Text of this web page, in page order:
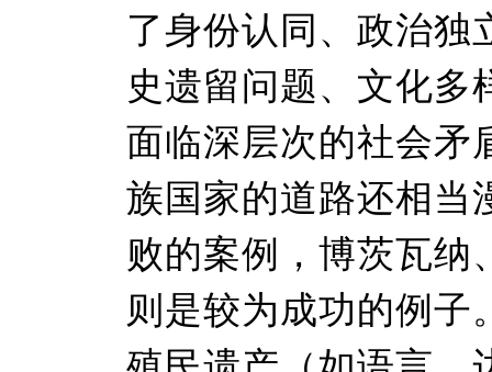
了身份认同、政治独
史遗留问题、文化多
面临深层次的社会矛
族国家的道路还相当
败的案例，博茨瓦纳
则是较为成功的例子